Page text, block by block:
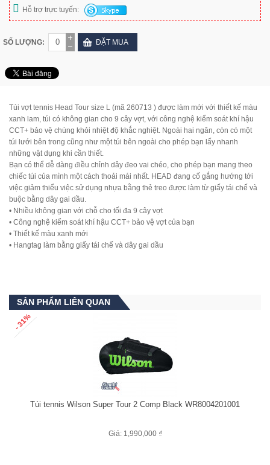
Hỗ trợ trực tuyến:
SỐ LƯỢNG: ĐẶT MUA
Túi vợt tennis Head Tour size L (mã 260713 ) được làm mới với thiết kế màu
xanh lam, túi có không gian cho 9 cây vợt, với công nghệ kiểm soát khí hậu
CCT+ bảo vệ chúng khỏi nhiệt độ khắc nghiệt. Ngoài hai ngăn, còn có một
túi lưới bên trong cũng như một túi bên ngoài cho phép bạn lấy nhanh
những vật dụng khi cần thiết.
Bạn có thể dễ dàng điều chỉnh dây đeo vai chéo, cho phép bạn mang theo
chiếc túi của mình một cách thoải mái nhất. HEAD đang cố gắng hướng tới
việc giảm thiểu việc sử dụng nhựa bằng thẻ treo được làm từ giấy tái chế và
buộc bằng dây gai dầu.
• Nhiều không gian với chỗ cho tối đa 9 cây vợt
• Công nghệ kiểm soát khí hậu CCT+ bảo vệ vợt của bạn
• Thiết kế màu xanh mới
• Hangtag làm bằng giấy tái chế và dây gai dầu
SẢN PHẨM LIÊN QUAN
- 31%
Túi tennis Wilson Super Tour 2 Comp Black WR8004201001
Giá: 1,990,000 ₫